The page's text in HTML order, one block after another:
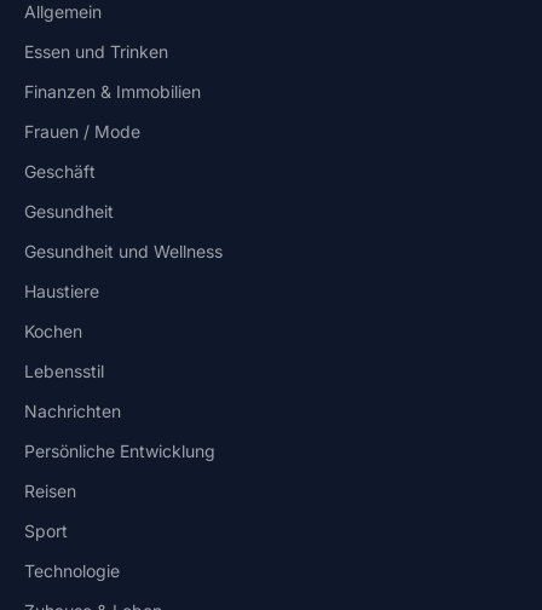
Allgemein
Essen und Trinken
Finanzen & Immobilien
Frauen / Mode
Geschäft
Gesundheit
Gesundheit und Wellness
Haustiere
Kochen
Lebensstil
Nachrichten
Persönliche Entwicklung
Reisen
Sport
Technologie